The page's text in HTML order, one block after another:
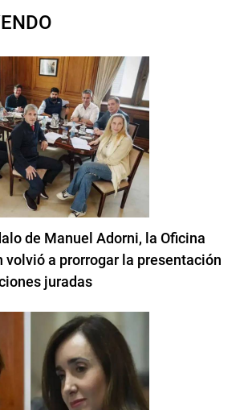
de Manuel Adorni, la Oficina
volvió a prorrogar la presentación
juradas